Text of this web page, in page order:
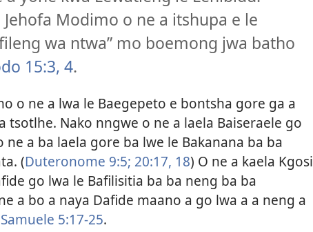
Jehofa Modimo o ne a itshupa e le
wa ntwa” mo boemong jwa batho
15:3, 4.
o ne a lwa le Baegepeto e bontsha gore ga a
tsotlhe. Nako nngwe o ne a laela Baiseraele go
ne a ba laela gore ba lwe le Bakanana ba ba
(Duteronome 9:5; 20:17, 18) O ne a kaela Kgosi
go lwa le Bafilisitia ba ba neng ba ba
a bo a naya Dafide maano a go lwa a a neng a
5:17-25.